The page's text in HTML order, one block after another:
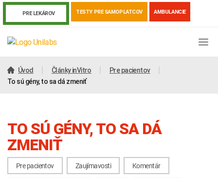
PRE LEKÁROV TESTY PRE SAMOPLATCOV AMBULANCIE
Úvod Články inVitro
Pre pacientov
To sú gény, to sa dá zmeniť
TO SÚ GÉNY, TO SA DÁ
ZMENIŤ
Pre pacientov Zaujímavosti Komentár